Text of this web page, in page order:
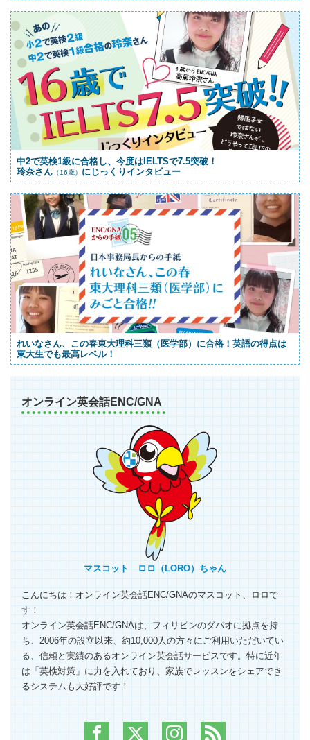
中2で英検1級に合格し、今度はIELTSで7.5突破！
玲奈さん （16歳） にじっくりインタビュー
れいなさん、この春東大理科三類（医学部）に合格！英語の得点は
東大生でも最高レベル！
オンライン英会話ENC/GNA
マスコット ロロ（LORO）ちゃん
こんにちは！オンライン英会話ENC/GNAのマスコット、ロロで
す！
オンライン英会話ENC/GNAは、フィリピンのダバオに拠点を持
ち、2006年の設立以来、約10,000人の方々にご利用いただいてい
る、信頼と実績のあるオンライン英会話サービスです。特に近年
は「英検対策」に力を入れており、家族でレッスンをシェアでき
るシステムも大好評です！